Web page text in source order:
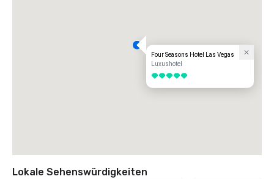
Four Seasons Hotel Las Vegas
Luxushotel
5 von 5
Lokale Sehenswürdigkeiten